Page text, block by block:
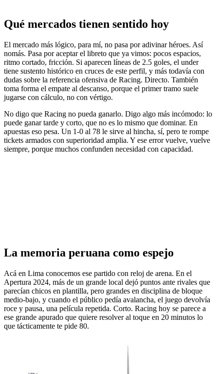
Qué mercados tienen sentido hoy
El mercado más lógico, para mí, no pasa por adivinar héroes. Así
nomás. Pasa por aceptar el libreto que ya vimos: pocos espacios,
ritmo cortado, fricción. Si aparecen líneas de 2.5 goles, el under
tiene sustento histórico en cruces de este perfil, y más todavía con
dudas sobre la referencia ofensiva de Racing. Directo. También
toma forma el empate al descanso, porque el primer tramo suele
jugarse con cálculo, no con vértigo.
No digo que Racing no pueda ganarlo. Digo algo más incómodo: lo
puede ganar tarde y corto, que no es lo mismo que dominar. En
apuestas eso pesa. Un 1-0 al 78 le sirve al hincha, sí, pero te rompe
tickets armados con superioridad amplia. Y ese error vuelve, vuelve
siempre, porque muchos confunden necesidad con capacidad.
La memoria peruana como espejo
Acá en Lima conocemos ese partido con reloj de arena. En el
Apertura 2024, más de un grande local dejó puntos ante rivales que
parecían chicos en plantilla, pero grandes en disciplina de bloque
medio-bajo, y cuando el público pedía avalancha, el juego devolvía
roce y pausa, una película repetida. Corto. Racing hoy se parece a
ese grande apurado que quiere resolver al toque en 20 minutos lo
que tácticamente te pide 80.